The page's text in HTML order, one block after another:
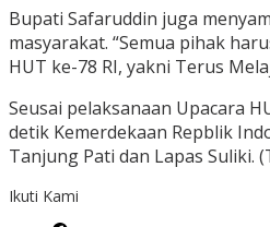
Bupati Safaruddin juga
masyarakat. “Semua pihak
HUT ke-78 RI, yakni Terus
Seusai pelaksanaan Upacara
detik Kemerdekaan Repblik
Tanjung Pati dan Lapas Suliki.
Ikuti Kami